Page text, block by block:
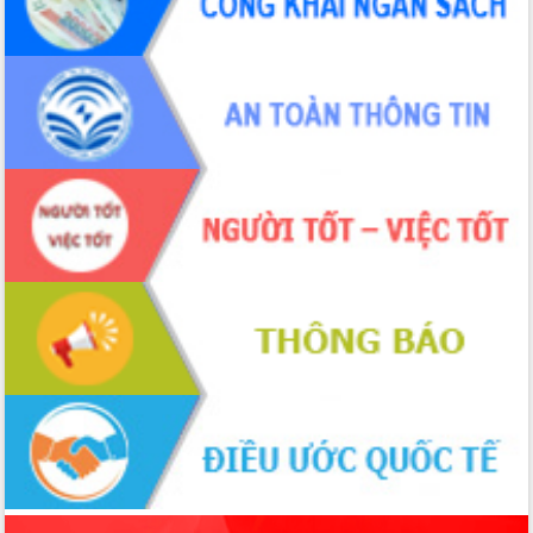
món ăn từ sầu riêng
Đắk Lắk công bố Quy hoạch và xúc
tiến đầu tư tỉnh
Ngành cá ngừ Đắk Lắk chủ động thích
ứng để giữ vững thị trường xuất khẩu
Diễn đàn Kinh tế tư nhân Việt Nam đột
phá cơ chế - Hợp tác công tư
Đề án 06 tạo bước ngoặt đột phá trong
cải cách hành chính tỉnh Đắk Lắk
Kết nối tour, đẩy mạnh chuyển đổi số
để phát triển du lịch Đắk Lắk
Khởi động Dự án Đầu tư xây dựng hạ
tầng kỹ thuật Cụm công nghiệp Tân
Tiến
Gặp mặt các cơ quan báo chí nhân Kỷ
niệm 101 năm Ngày Báo chí Cách
mạng Việt Nam
Đắk Lắk sơ kết 4 năm triển khai thực
hiện Đề án 06 của Chính phủ
Họp báo thông tin về Hội nghị Công bố